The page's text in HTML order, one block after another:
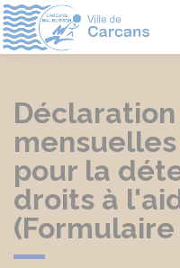
mensuelles
pour la
droits à
(Formulaire